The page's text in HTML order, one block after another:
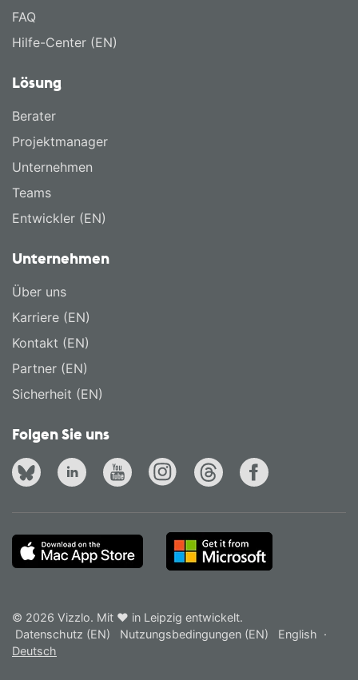
FAQ
Hilfe-Center (EN)
Lösung
Berater
Projektmanager
Unternehmen
Teams
Entwickler (EN)
Unternehmen
Über uns
Karriere (EN)
Kontakt (EN)
Partner (EN)
Sicherheit (EN)
Folgen Sie uns
© 2026 Vizzlo. Mit ❤ in Leipzig entwickelt.
Datenschutz (EN)
Nutzungsbedingungen (EN) English ·
Deutsch